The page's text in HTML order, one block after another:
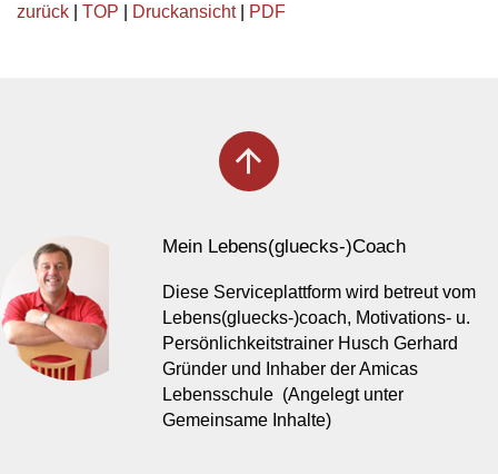
zurück TOP Druckansicht| PDF
arrow_upward
Mein Lebens(gluecks-)Coach
Diese Serviceplattform wird betreut vom
Lebens(gluecks-)coach, Motivations- u.
Persönlichkeitstrainer Husch Gerhard
Gründer und Inhaber der Amicas
Lebensschule (Angelegt unter
Gemeinsame Inhalte)